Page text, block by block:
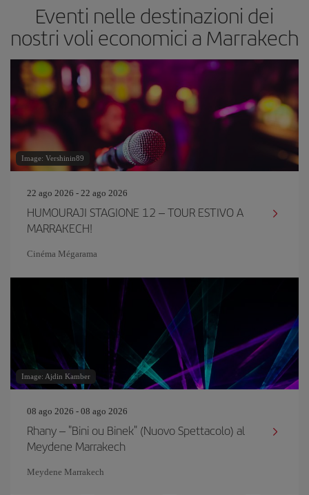
Eventi nelle destinazioni dei
nostri voli economici a Marrakech
Image: Vershinin89
22 ago 2026 - 22 ago 2026
HUMOURAJI STAGIONE 12 – TOUR ESTIVO A
MARRAKECH!
Cinéma Mégarama
Image: Ajdin Kamber
08 ago 2026 - 08 ago 2026
Rhany – "Bini ou Binek" (Nuovo Spettacolo) al
Meydene Marrakech
Meydene Marrakech